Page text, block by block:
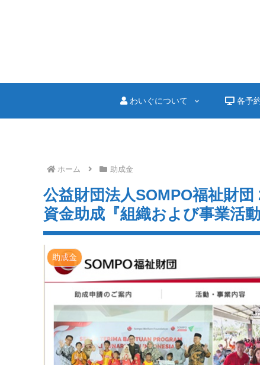
わいぐについて 各予
ホーム 助成金
公益財団法人SOMPO福祉財
資金助成『組織および事業活
助成金